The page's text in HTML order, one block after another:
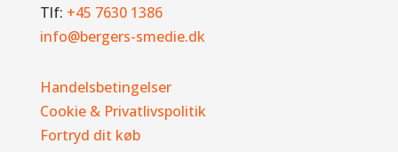
Tlf: +45 7630 1386
info@bergers-smedie.dk
Handelsbetingelser
Cookie & Privatlivspolitik
Fortryd dit køb